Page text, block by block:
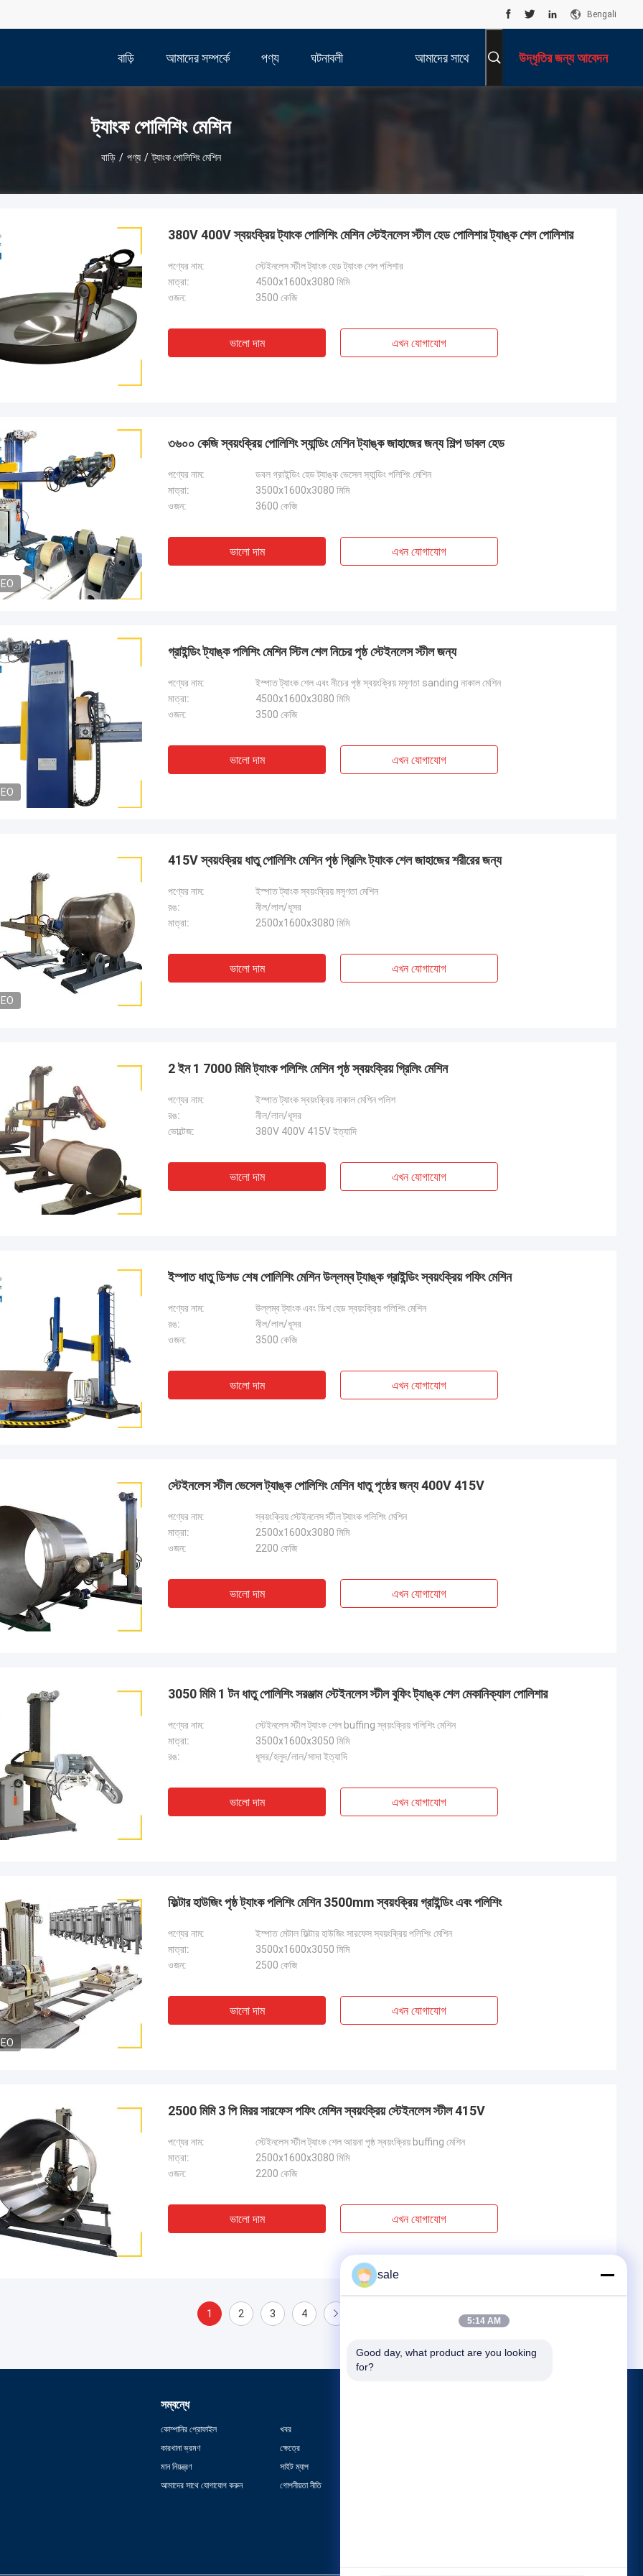
Bengali
বাড়ি আমাদের সম্পর্কে পণ্য ঘটনাবলী আমাদের সাথে উদ্ধৃতির জন্য আবেদন
ট্যাংক পোলিশিং মেশিন
বাড়ি / পণ্য / ট্যাংক পোলিশিং মেশিন
380V 400V স্বয়ংক্রিয় ট্যাংক পোলিশিং মেশিন স্টেইনলেস স্টীল হেড পোলিশার ট্যাঙ্ক শেল পোলিশার
পণ্যের নাম:
স্টেইনলেস স্টীল ট্যাংক হেড ট্যাংক শেল পলিশার
মাত্রা:
4500x1600x3080 মিমি
ওজন:
3500 কেজি
ভালো দাম এখন যোগাযোগ
৩৬০০ কেজি স্বয়ংক্রিয় পোলিশিং স্যান্ডিং মেশিন ট্যাঙ্ক জাহাজের জন্য শিল্প ডাবল হেড
পণ্যের নাম:
ডবল গ্রাইন্ডিং হেড ট্যাঙ্ক ভেসেল স্যান্ডিং পলিশিং মেশিন
মাত্রা:
3500x1600x3080 মিমি
ওজন:
3600 কেজি
ভালো দাম এখন যোগাযোগ
গ্রাইন্ডিং ট্যাঙ্ক পলিশিং মেশিন স্টিল শেল নিচের পৃষ্ঠ স্টেইনলেস স্টীল জন্য
পণ্যের নাম:
ইস্পাত ট্যাংক শেল এবং নীচের পৃষ্ঠ স্বয়ংক্রিয় মসৃণতা sanding নাকাল মেশিন
মাত্রা:
4500x1600x3080 মিমি
ওজন:
3500 কেজি
ভালো দাম এখন যোগাযোগ
415V স্বয়ংক্রিয় ধাতু পোলিশিং মেশিন পৃষ্ঠ গ্রিলিং ট্যাংক শেল জাহাজের শরীরের জন্য
পণ্যের নাম:
ইস্পাত ট্যাংক স্বয়ংক্রিয় মসৃণতা মেশিন
রঙ:
নীল/লাল/ধূসর
মাত্রা:
2500x1600x3080 মিমি
ভালো দাম এখন যোগাযোগ
2 ইন 1 7000 মিমি ট্যাংক পলিশিং মেশিন পৃষ্ঠ স্বয়ংক্রিয় গ্রিলিং মেশিন
পণ্যের নাম:
ইস্পাত ট্যাংক স্বয়ংক্রিয় নাকাল মেশিন পলিশ
রঙ:
নীল/লাল/ধূসর
ভোল্টেজ:
380V 400V 415V ইত্যাদি
ভালো দাম এখন যোগাযোগ
ইস্পাত ধাতু ডিশড শেষ পোলিশিং মেশিন উল্লম্ব ট্যাঙ্ক গ্রাইন্ডিং স্বয়ংক্রিয় পফিং মেশিন
পণ্যের নাম:
উল্লম্ব ট্যাংক এবং ডিশ হেড স্বয়ংক্রিয় পলিশিং মেশিন
রঙ:
নীল/লাল/ধূসর
ওজন:
3500 কেজি
ভালো দাম এখন যোগাযোগ
স্টেইনলেস স্টীল ভেসেল ট্যাঙ্ক পোলিশিং মেশিন ধাতু পৃষ্ঠের জন্য 400V 415V
পণ্যের নাম:
স্বয়ংক্রিয় স্টেইনলেস স্টীল ট্যাংক পলিশিং মেশিন
মাত্রা:
2500x1600x3080 মিমি
ওজন:
2200 কেজি
ভালো দাম এখন যোগাযোগ
3050 মিমি 1 টন ধাতু পোলিশিং সরঞ্জাম স্টেইনলেস স্টীল বুফিং ট্যাঙ্ক শেল মেকানিক্যাল পোলিশার
পণ্যের নাম:
স্টেইনলেস স্টীল ট্যাংক শেল buffing স্বয়ংক্রিয় পলিশিং মেশিন
মাত্রা:
3500x1600x3050 মিমি
রঙ:
ধূসর/হলুদ/লাল/সাদা ইত্যাদি
ভালো দাম এখন যোগাযোগ
ফিল্টার হাউজিং পৃষ্ঠ ট্যাংক পলিশিং মেশিন 3500mm স্বয়ংক্রিয় গ্রাইন্ডিং এবং পলিশিং
পণ্যের নাম:
ইস্পাত মেটাল ফিল্টার হাউজিং সারফেস স্বয়ংক্রিয় পলিশিং মেশিন
মাত্রা:
3500x1600x3050 মিমি
ওজন:
2500 কেজি
ভালো দাম এখন যোগাযোগ
2500 মিমি 3 পি মিরর সারফেস পফিং মেশিন স্বয়ংক্রিয় স্টেইনলেস স্টীল 415V
পণ্যের নাম:
স্টেইনলেস স্টীল ট্যাংক শেল আয়না পৃষ্ঠ স্বয়ংক্রিয় buffing মেশিন
মাত্রা:
2500x1600x3080 মিমি
ওজন:
2200 কেজি
ভালো দাম এখন যোগাযোগ
1 2 3 4
সম্বন্ধে
কোম্পানির প্রোফাইল
কারখানা ভ্রমণ
মান নিয়ন্ত্রণ
আমাদের সাথে যোগাযোগ করুন
খবর
ক্ষেত্রে
সাইট ম্যাপ
গোপনীয়তা নীতি
sale
5:14 AM
Good day, what product are you looking
for?